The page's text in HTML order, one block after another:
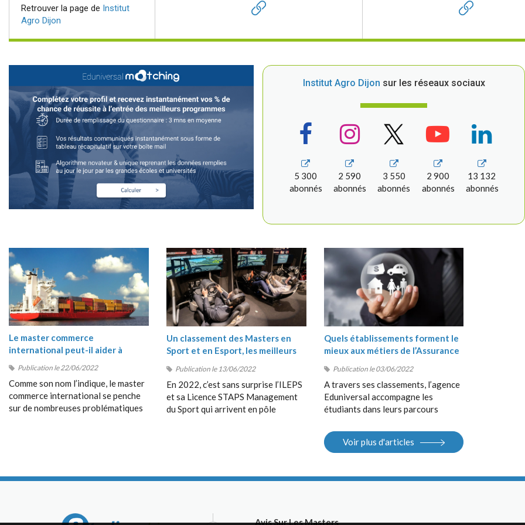
Retrouver la page de Institut
Agro Dijon
Institut Agro Dijon sur les réseaux sociaux
5 300
abonnés
2 590
abonnés
3 550
abonnés
2 900
abonnés
13 132
abonnés
Le master commerce
international peut-il aider à
?
Publication le 22/06/2022
Comme son nom l’indique, le master
commerce international se penche
sur de nombreuses problématiques
Un classement des Masters en
Sport et en Esport, les meilleurs
Publication le 13/06/2022
En 2022, c’est sans surprise l’ILEPS
et sa Licence STAPS Management
du Sport qui arrivent en pôle
Quels établissements forment le
mieux aux métiers de l’Assurance
Publication le 03/06/2022
A travers ses classements, l’agence
Eduniversal accompagne les
étudiants dans leurs parcours
Bac+5, en France et à
l’international. Elle met à la
Internet, salons.
Voir plus d'articles
Avis Sur Les Masters